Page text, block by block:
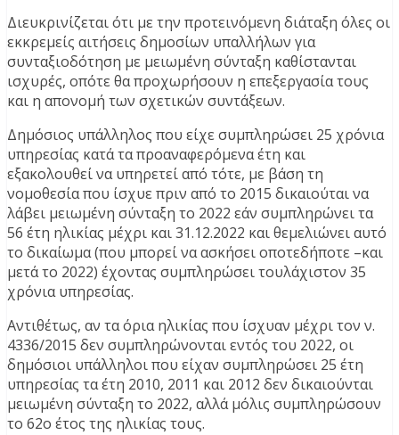
Διευκρινίζεται ότι με την προτεινόμενη διάταξη όλες οι
εκκρεμείς αιτήσεις δημοσίων υπαλλήλων για
συνταξιοδότηση με μειωμένη σύνταξη καθίστανται
ισχυρές, οπότε θα προχωρήσουν η επεξεργασία τους
και η απονομή των σχετικών συντάξεων.
Δημόσιος υπάλληλος που είχε συμπληρώσει 25 χρόνια
υπηρεσίας κατά τα προαναφερόμενα έτη και
εξακολουθεί να υπηρετεί από τότε, με βάση τη
νομοθεσία που ίσχυε πριν από το 2015 δικαιούται να
λάβει μειωμένη σύνταξη το 2022 εάν συμπληρώνει τα
56 έτη ηλικίας μέχρι και 31.12.2022 και θεμελιώνει αυτό
το δικαίωμα (που μπορεί να ασκήσει οποτεδήποτε –και
μετά το 2022) έχοντας συμπληρώσει τουλάχιστον 35
χρόνια υπηρεσίας.
Αντιθέτως, αν τα όρια ηλικίας που ίσχυαν μέχρι τον ν.
4336/2015 δεν συμπληρώνονται εντός του 2022, οι
δημόσιοι υπάλληλοι που είχαν συμπληρώσει 25 έτη
υπηρεσίας τα έτη 2010, 2011 και 2012 δεν δικαιούνται
μειωμένη σύνταξη το 2022, αλλά μόλις συμπληρώσουν
το 62ο έτος της ηλικίας τους.